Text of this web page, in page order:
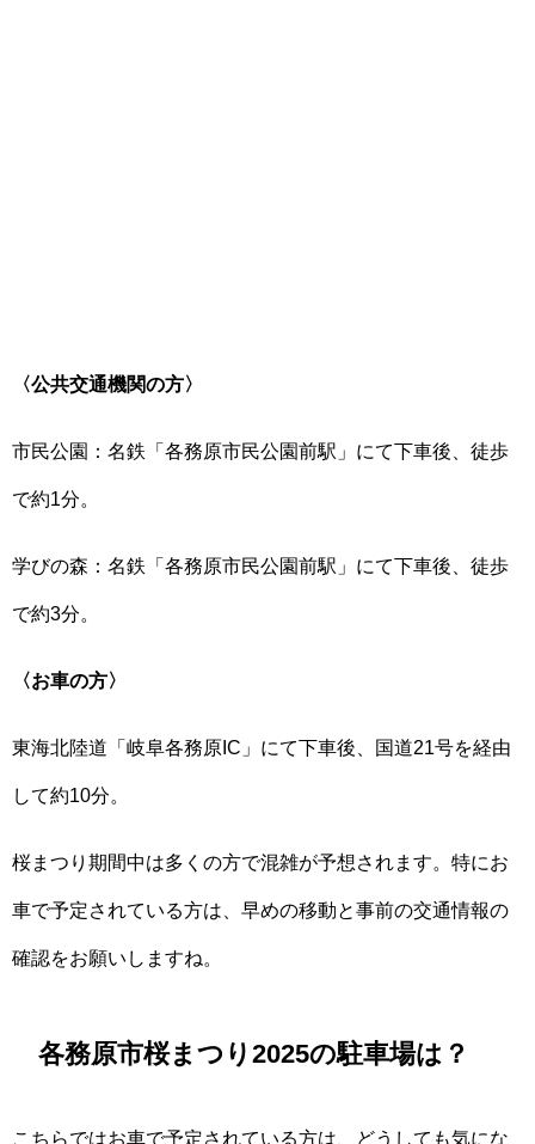
〈公共交通機関の方〉
市民公園：名鉄「各務原市民公園前駅」にて下車後、徒歩
で約1分。
学びの森：名鉄「各務原市民公園前駅」にて下車後、徒歩
で約3分。
〈お車の方〉
東海北陸道「岐阜各務原IC」にて下車後、国道21号を経由
して約10分。
桜まつり期間中は多くの方で混雑が予想されます。特にお
車で予定されている方は、早めの移動と事前の交通情報の
確認をお願いしますね。
各務原市桜まつり2025の駐車場は？
こちらではお車で予定されている方は、どうしても気にな